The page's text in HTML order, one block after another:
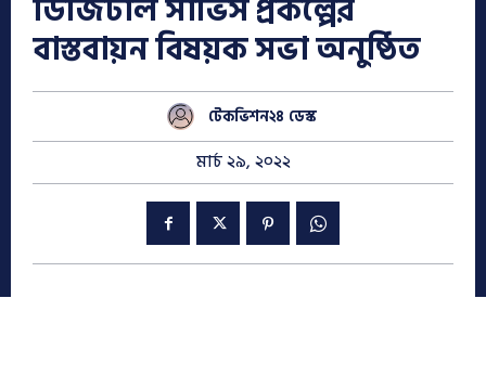
ডিজিটাল সার্ভিস প্রকল্পের
বাস্তবায়ন বিষয়ক সভা অনুষ্ঠিত
টেকভিশন২৪ ডেস্ক
মার্চ ২৯, ২০২২